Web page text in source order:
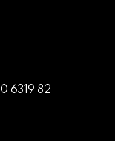
6319 82